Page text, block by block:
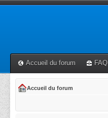
Accueil du forum FAQ
Accueil du forum